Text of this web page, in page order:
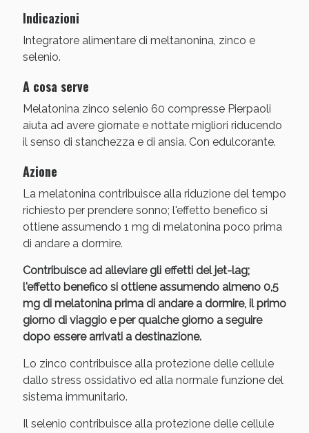
Indicazioni
Integratore alimentare di meltanonina, zinco e
selenio.
A cosa serve
Melatonina zinco selenio 60 compresse Pierpaoli
aiuta ad avere giornate e nottate migliori riducendo
il senso di stanchezza e di ansia. Con edulcorante.
Azione
La melatonina contribuisce alla riduzione del tempo
richiesto per prendere sonno; l'effetto benefico si
ottiene assumendo 1 mg di melatonina poco prima
di andare a dormire.
Contribuisce ad alleviare gli effetti del jet-lag;
l'effetto benefico si ottiene assumendo almeno 0,5
mg di melatonina prima di andare a dormire, il primo
giorno di viaggio e per qualche giorno a seguire
dopo essere arrivati a destinazione.
Lo zinco contribuisce alla protezione delle cellule
dallo stress ossidativo ed alla normale funzione del
sistema immunitario.
Il selenio contribuisce alla protezione delle cellule
Sconto fino al 55% disponibile oggi!
Vie Urinarie e Prostata: Sconti fino al 45% oggi!